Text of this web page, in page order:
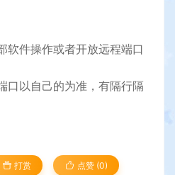
软件操作或者开放远程端口
口以自己的为准，有隔行隔
打赏 点赞 (0)